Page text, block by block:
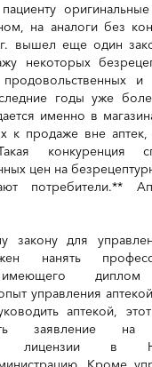
на аналоги без
вышел еще один
некоторых
и
годы уже
именно в
к продаже вне аптек,
конкуренция
цен на
потребители.**
закону для
нанять
диплом
управления
аптекой,
заявление на
лицензии в